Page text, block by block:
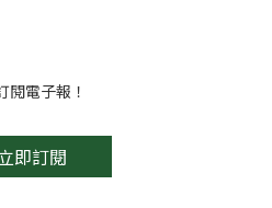
電子報！
即訂閱